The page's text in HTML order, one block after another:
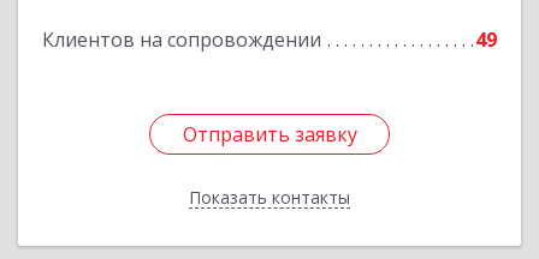
Клиентов на сопровождении 49
Отправить заявку
Показать контакты
Подробнее
Отправить заявку
Назад